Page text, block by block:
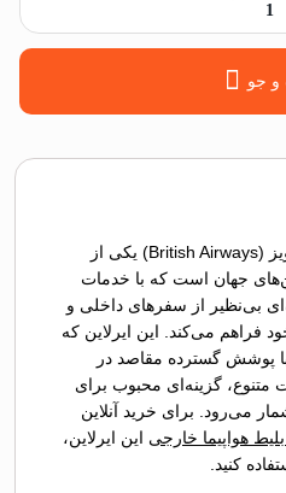
1
جو
شرکت هواپیمایی بریتیش ایرویز (British Airways) یکی از
جهان است که با خدمات
بی‌نظیر از سفرهای داخلی و
فراهم می‌کند. این ایرلاین که
پوشش گسترده مقاصد در
متنوع، گزینه‌ای محبوب برای
می‌رود. برای خرید آنلاین
هواپیما خارجی این ایرلاین،
کنید.